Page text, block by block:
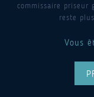
commissaire
reste
Vous